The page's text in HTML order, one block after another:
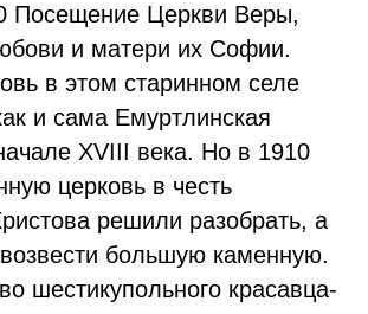
Посещение Церкви Веры,
и матери их Софии.
в этом старинном селе
и сама Емуртлинская
XVIII века. Но в 1910
церковь в честь
решили разобрать, а
большую каменную.
шестикупольного красавца-